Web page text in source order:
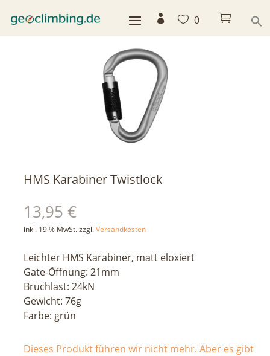
  0 
< zurück
HMS Karabiner Twistlock
13,95 €
inkl. 19 % MwSt. zzgl.Versandkosten
Leichter HMS Karabiner, matt eloxiert
Gate-Öffnung: 21mm
Bruchlast: 24kN
Gewicht: 76g
Farbe: grün
Dieses Produkt führen wir nicht mehr. Aber es gibt